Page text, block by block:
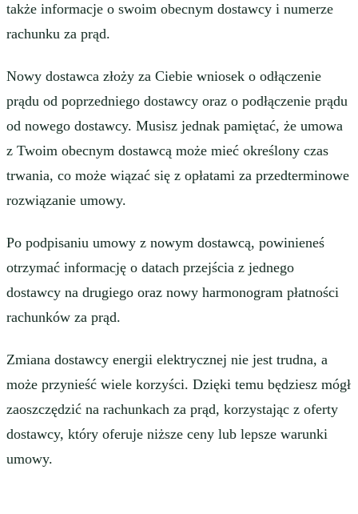
także informacje o swoim obecnym dostawcy i numerze
rachunku za prąd.
Nowy dostawca złoży za Ciebie wniosek o odłączenie
prądu od poprzedniego dostawcy oraz o podłączenie prądu
od nowego dostawcy. Musisz jednak pamiętać, że umowa
z Twoim obecnym dostawcą może mieć określony czas
trwania, co może wiązać się z opłatami za przedterminowe
rozwiązanie umowy.
Po podpisaniu umowy z nowym dostawcą, powinieneś
otrzymać informację o datach przejścia z jednego
dostawcy na drugiego oraz nowy harmonogram płatności
rachunków za prąd.
Zmiana dostawcy energii elektrycznej nie jest trudna, a
może przynieść wiele korzyści. Dzięki temu będziesz mógł
zaoszczędzić na rachunkach za prąd, korzystając z oferty
dostawcy, który oferuje niższe ceny lub lepsze warunki
umowy.